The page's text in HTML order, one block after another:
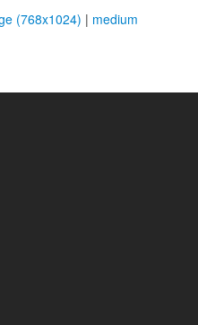
(768x1024) | medium